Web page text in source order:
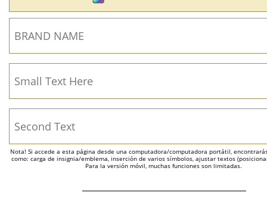
Nota! Si accede a esta página desde una computadora/computadora portátil,
como: carga de insignia/emblema, inserción de varios símbolos, ajustar textos
Para la versión móvil, muchas funciones son limitadas.